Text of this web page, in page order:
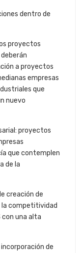
dentro de
proyectos
a proyectos
empresas
que
nuevo
proyectos
que contemplen
de la
creación de
la competitividad
con una alta
de